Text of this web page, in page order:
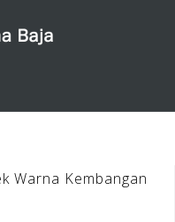
Warna Kembangan